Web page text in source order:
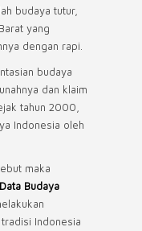
budaya tutur,
yang
dengan rapi.
budaya
dan klaim
tahun 2000,
Indonesia oleh
maka
Budaya
Indonesia